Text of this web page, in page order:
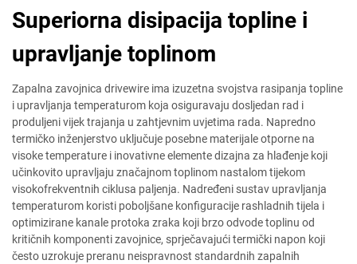
Superiorna disipacija topline i
upravljanje toplinom
Zapalna zavojnica drivewire ima izuzetna svojstva rasipanja topline
i upravljanja temperaturom koja osiguravaju dosljedan rad i
produljeni vijek trajanja u zahtjevnim uvjetima rada. Napredno
termičko inženjerstvo uključuje posebne materijale otporne na
visoke temperature i inovativne elemente dizajna za hlađenje koji
učinkovito upravljaju značajnom toplinom nastalom tijekom
visokofrekventnih ciklusa paljenja. Nadređeni sustav upravljanja
temperaturom koristi poboljšane konfiguracije rashladnih tijela i
optimizirane kanale protoka zraka koji brzo odvode toplinu od
kritičnih komponenti zavojnice, sprječavajući termički napon koji
često uzrokuje preranu neispravnost standardnih zapalnih